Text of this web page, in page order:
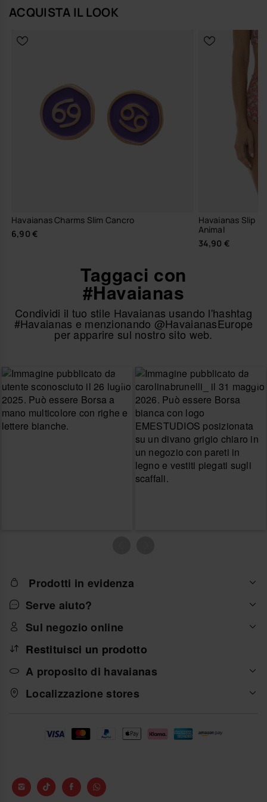
ACQUISTA IL LOOK
Havaianas Charms Slim Cancro
6,90 €
Havaianas Slip
Animal
34,90 €
Taggaci con
#Havaianas
Condividi il tuo stile Havaianas usando l'hashtag
#Havaianas e menzionando @HavaianasEurope
per apparire sul nostro sito web.
Prodotti in evidenza
Serve aiuto?
Sul negozio online
Restituisci un prodotto
A proposito di havaianas
Localizzazione stores